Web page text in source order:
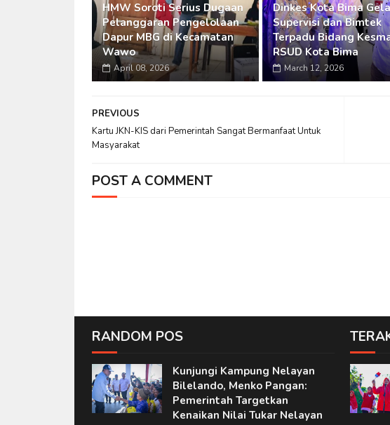
HMW Soroti Serius Dugaan
Pelanggaran Pengelolaan
Dapur MBG di Kecamatan
Wawo
April 08, 2026
Dinkes Kota Bima
Supervisi dan Bimtek
Terpadu Bidang
RSUD Kota Bima
March 12, 2026
PREVIOUS
Kartu JKN-KIS dari Pemerintah Sangat Bermanfaat Untuk
Masyarakat
POST A COMMENT
RANDOM POS
Kunjungi Kampung Nelayan
Bilelando, Menko Pangan:
Pemerintah Targetkan
Kenaikan Nilai Tukar Nelayan